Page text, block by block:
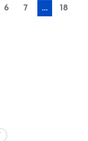
6 7 ... 18